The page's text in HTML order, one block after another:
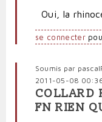
Oui, la
se connecter
Soumis par
2011-05-08
COLLARD
FN RIEN